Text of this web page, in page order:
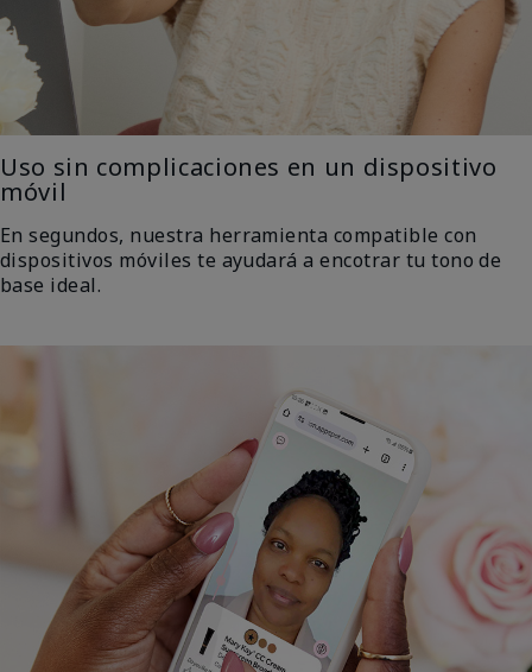
Uso sin complicaciones en un dispositivo
móvil
En segundos, nuestra herramienta compatible con
dispositivos móviles te ayudará a encotrar tu tono de
base ideal.